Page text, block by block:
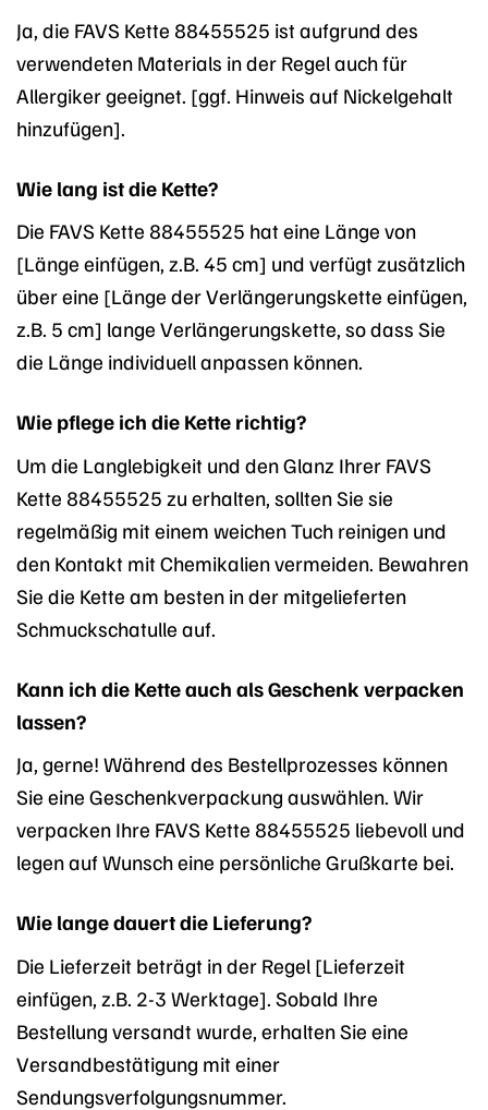
Ja, die FAVS Kette 88455525 ist aufgrund des
verwendeten Materials in der Regel auch für
Allergiker geeignet. [ggf. Hinweis auf Nickelgehalt
hinzufügen].
Wie lang ist die Kette?
Die FAVS Kette 88455525 hat eine Länge von
[Länge einfügen, z.B. 45 cm] und verfügt zusätzlich
über eine [Länge der Verlängerungskette einfügen,
z.B. 5 cm] lange Verlängerungskette, so dass Sie
die Länge individuell anpassen können.
Wie pflege ich die Kette richtig?
Um die Langlebigkeit und den Glanz Ihrer FAVS
Kette 88455525 zu erhalten, sollten Sie sie
regelmäßig mit einem weichen Tuch reinigen und
den Kontakt mit Chemikalien vermeiden. Bewahren
Sie die Kette am besten in der mitgelieferten
Schmuckschatulle auf.
Kann ich die Kette auch als Geschenk verpacken
lassen?
Ja, gerne! Während des Bestellprozesses können
Sie eine Geschenkverpackung auswählen. Wir
verpacken Ihre FAVS Kette 88455525 liebevoll und
legen auf Wunsch eine persönliche Grußkarte bei.
Wie lange dauert die Lieferung?
Die Lieferzeit beträgt in der Regel [Lieferzeit
einfügen, z.B. 2-3 Werktage]. Sobald Ihre
Bestellung versandt wurde, erhalten Sie eine
Versandbestätigung mit einer
Sendungsverfolgungsnummer.